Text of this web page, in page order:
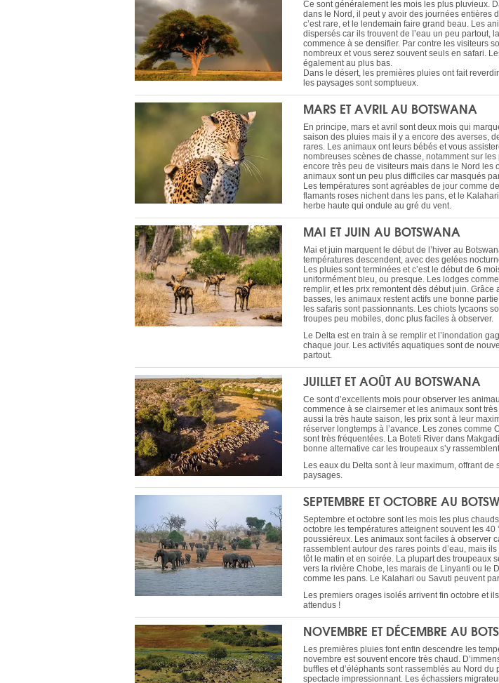
Ce sont généralement les mois les plus pluvieux.
dans le Nord, il peut y avoir des journées entières
c’est rare, et le lendemain faire grand beau. Les
dispersés car ils trouvent de l’eau un peu partout,
commence à se densifier. Par contre les visiteurs
nombreux et vous serez souvent seuls en safari.
également au plus bas.
Dans le désert, les premières pluies ont fait
les paysages sont somptueux.
MARS ET AVRIL AU BOTSWANA
En principe, mars et avril sont deux mois qui
saison des pluies mais il y a encore des averses,
rares. Les animaux ont leurs bébés et vous
nombreuses scènes de chasse, notamment sur les
encore très peu de visiteurs mais dans le Nord les
animaux sont un peu plus difficiles car masqués
Les températures sont agréables de jour comme
flamants roses nichent dans les pans, et le
herbe haute qui ondule au gré du vent.
MAI ET JUIN AU BOTSWANA
Mai et juin marquent le début de l’hiver au
températures descendent, avec des gelées
Les pluies sont terminées et c’est le début de 6
uniformément bleu, ou presque. Les lodges
remplir, et les prix remontent dès début juin. Grâce
basses, les animaux restent actifs une bonne
les safaris sont passionnants. Les chiots lycaons
troupes peu mobiles, donc plus faciles à observer.
Le Delta est en train à se remplir et l’inondation
chaque jour. Les activités aquatiques sont de
partout.
JUILLET ET AOÛT AU BOTSWANA
Ce sont d’excellents mois pour observer les
commence à se clairsemer et les animaux sont très
aussi la très haute saison, les prix sont à leur
réserver longtemps à l’avance. Les zones comme
sont très fréquentées. La Boteti River dans
bonne alternative car les troupeaux s’y
Les eaux du Delta sont à leur maximum, offrant de
paysages.
SEPTEMBRE ET OCTOBRE AU
Septembre et octobre sont les mois les plus
octobre les températures atteignent souvent les 40
poussiéreux. Les animaux sont faciles à observer
rassemblent autour des rares points d’eau, mais
tôt le matin et en soirée. La plupart des troupeaux
vers la rivière Chobe, les marais de Linyanti ou le
comme les pans. Le Kalahari ou Savuti peuvent
Les premiers orages isolés arrivent fin octobre et
attendus !
NOVEMBRE ET DÉCEMBRE AU
Les premières pluies font enfin descendre les
novembre est souvent encore très chaud.
buffles et d’éléphants sont rassemblés au Nord du
spectacle impressionnant. Les échassiers